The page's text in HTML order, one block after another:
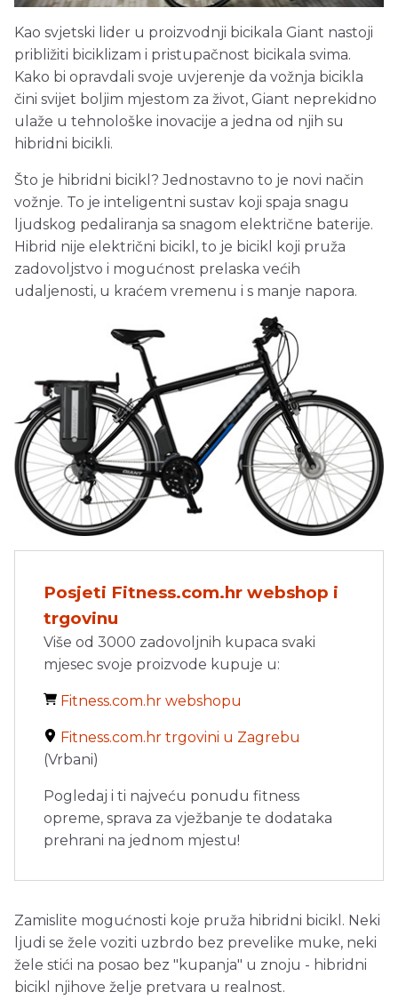
Kao svjetski lider u proizvodnji bicikala Giant nastoji
približiti biciklizam i pristupačnost bicikala svima.
Kako bi opravdali svoje uvjerenje da vožnja bicikla
čini svijet boljim mjestom za život, Giant neprekidno
ulaže u tehnološke inovacije a jedna od njih su
hibridni bicikli.
Što je hibridni bicikl? Jednostavno to je novi način
vožnje. To je inteligentni sustav koji spaja snagu
ljudskog pedaliranja sa snagom električne baterije.
Hibrid nije električni bicikl, to je bicikl koji pruža
zadovoljstvo i mogućnost prelaska većih
udaljenosti, u kraćem vremenu i s manje napora.
Posjeti Fitness.com.hr webshop i
trgovinu
Više od 3000 zadovoljnih kupaca svaki
mjesec svoje proizvode kupuje u:
Fitness.com.hr webshopu
Fitness.com.hr trgovini u Zagrebu
(Vrbani)
Pogledaj i ti najveću ponudu fitness
opreme, sprava za vježbanje te dodataka
prehrani na jednom mjestu!
Zamislite mogućnosti koje pruža hibridni bicikl. Neki
ljudi se žele voziti uzbrdo bez prevelike muke, neki
žele stići na posao bez "kupanja" u znoju - hibridni
bicikl njihove želje pretvara u realnost.